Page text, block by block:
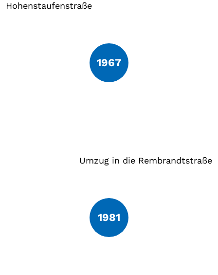
Hohenstaufenstraße
Umzug in die Rembrandtstraße
1967
1981